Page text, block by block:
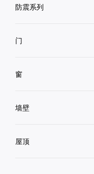
防震系列
门
窗
墙壁
屋顶